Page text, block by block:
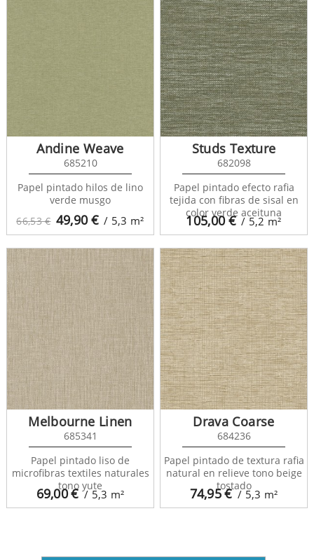
66,53 € 49,90€ / 5,3 m²
Andine Weave
685210
Papel pintado hilos de lino
verde musgo
105,00€ / 5,2 m²
Studs Texture
682098
Papel pintado efecto rafia
tejida con fibras de sisal en
color verde aceituna
69,00€ / 5,3 m²
Melbourne Linen
685341
Papel pintado liso de
microfibras textiles naturales
tono yute
74,95€ / 5,3 m²
Drava Coarse
684236
Papel pintado de textura rafia
natural en relieve tono beige
tostado